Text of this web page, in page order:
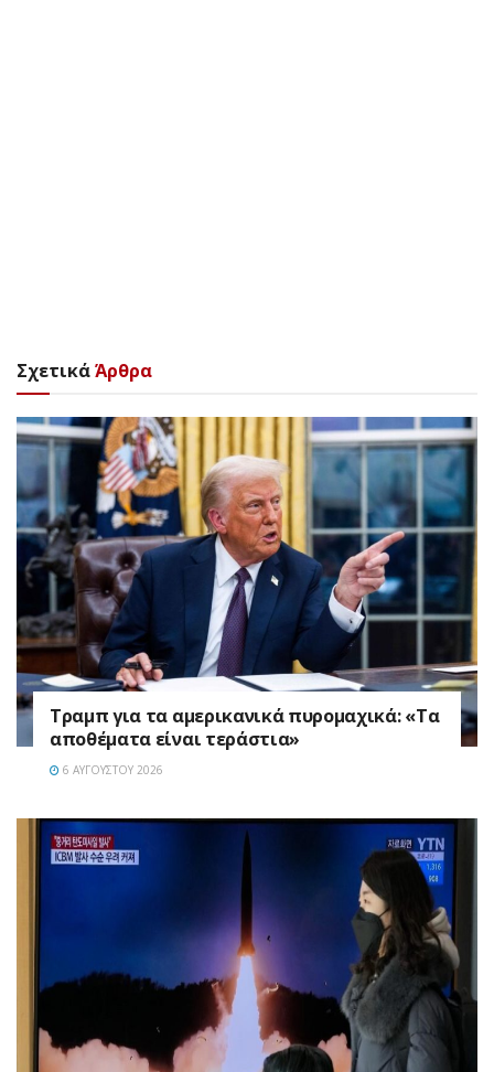
ΣχετικάΆρθρα
Τραμπ για τα αμερικανικά πυρομαχικά: «Τα
αποθέματα είναι τεράστια»
6 ΑΥΓΟΎΣΤΟΥ 2026